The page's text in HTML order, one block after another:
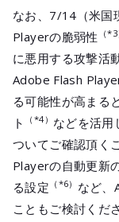
なお、7/14（米国
Playerの脆弱性 （*3
に悪用する攻撃活
Adobe Flash
る可能性が高まる
ト
（*4） などを活用
ついてご確認頂く
Playerの自動更新
る設定 （*6） など、
こともご検討くだ